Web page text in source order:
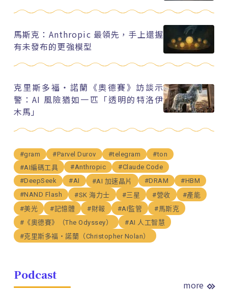
馬斯克：Anthropic 最領先，手上還握
有未發布的更強模型
克里斯多福・諾蘭《奧德賽》訪談示
警：AI 風險猶如一匹「透明的特洛伊
木馬」
#gram #Parvel Durov #telegram
#ton
#AI編碼工具
#Anthropic
#Claude Code
#DeepSeek
#AI #AI 加速晶片 #DRAM
#HBM
#NAND Flash
#SK 海力士 #三星 #營收
#產能
#美光
#記憶體 #財報 #AI監管
#馬斯克
#《奧德賽》（The Odyssey）
#AI 人工智慧
#克里斯多福・諾蘭（Christopher Nolan）
Podcast
more